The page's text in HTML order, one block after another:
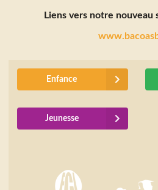
Liens vers notre nouveau
Enfance
Jeunesse